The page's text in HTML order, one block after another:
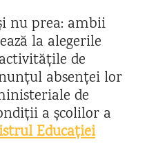
nu prea: ambii
la alegerile
de
absenței lor
de
a școlilor a
Educației